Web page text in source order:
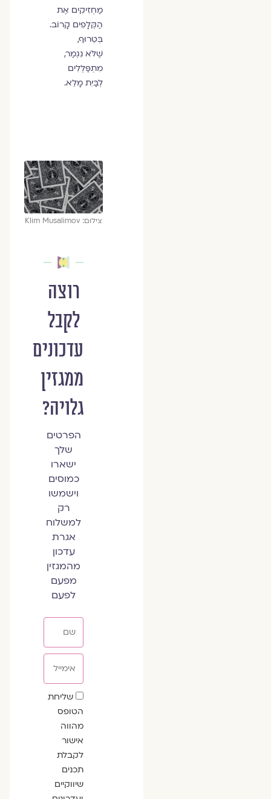
מַחְזִיקִים אֶת
הַקְּלָפִים קָרוֹב.
בְּטֵרוּף,
שֶׁלֹּא נִגְמַר,
מִתְפַּלְּלִים
לְבַּיִת מָלֵא.
צילום: Klim Musalimov
רוצה
לקבל
עדכונים
ממגזין
גלויה?
הפרטים
שלך
ישארו
כמוסים
וישמשו
רק
למשלוח
אגרת
עדכון
מהמגזין
מפעם
לפעם
שדה
הסכמה
שליחת
הטופס
מהווה
אישור
לקבלת
תכנים
שיווקיים